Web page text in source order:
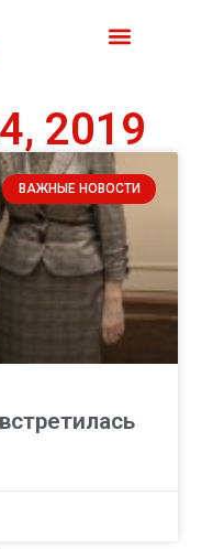
2019
ВАЖНЫЕ НОВОСТИ